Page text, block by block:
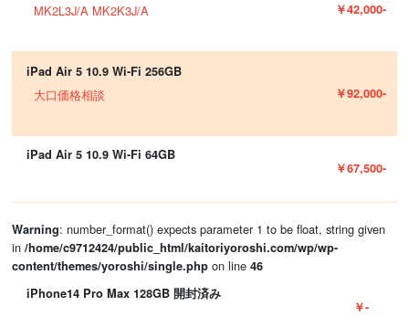
MK2L3J/A MK2K3J/A ￥42,000-
iPad Air 5 10.9 Wi-Fi 256GB
大口価格相談 ￥92,000-
iPad Air 5 10.9 Wi-Fi 64GB
￥67,500-
Warning: number_format() expects parameter 1 to be float, string given
in /home/c9712424/public_html/kaitoriyoroshi.com/wp/wp-
content/themes/yoroshi/single.phpon line 46
iPhone14 Pro Max 128GB 開封済み
￥-